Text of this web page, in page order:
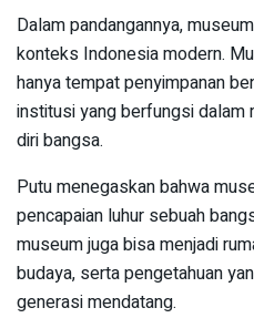
Dalam pandangannya,
konteks Indonesia modern.
hanya tempat penyimpanan
institusi yang berfungsi dalam
diri bangsa.
Putu menegaskan bahwa
pencapaian luhur sebuah
museum juga bisa menjadi
budaya, serta pengetahuan
generasi mendatang.